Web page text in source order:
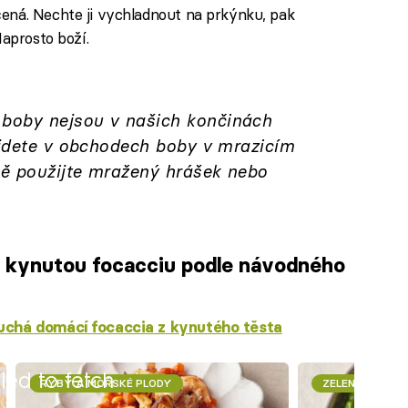
Nechte ji vychladnout na prkýnku, pak
boží.
nejsou v našich končinách
v obchodech boby v mrazicím
použijte mražený hrášek nebo
focacciu podle návodného
domácí focaccia z kynutého těsta
to fetch
RYBY A MOŘSKÉ PLODY ZELENINA